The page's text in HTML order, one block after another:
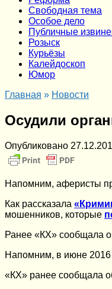
Cвободная тема
Особое дело
Публичные
Розыск
Курьёзы
Калейдоскоп
Юмор
Главная » Новости
Осудили
Опубликовано
Напомним, аферисты
Как рассказала
мошенников, которые
Ранее «КХ» сообщала о
Напомним, в июне 2016
«КХ» ранее сообщала